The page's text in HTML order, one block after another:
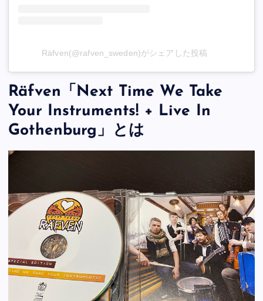
Räfven(@rafven_sweden)がシェアした投稿
Räfven「Next Time We Take
Your Instruments! + Live In
Gothenburg」とは